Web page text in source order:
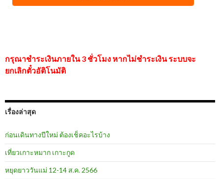
กรุณาชำระเงินภายใน 3 ชั่วโมง หากไม่ชำระเงิน ระบบจะ
ยกเลิกตั๋วอัติโนมัติ
เรื่องล่าสุด
ก่อนเดินทางปีใหม่ ต้องเช็คอะไรบ้าง
เที่ยวเกาะหมาก เกาะกูด
หยุดยาววันแม่ 12-14 ส.ค. 2566